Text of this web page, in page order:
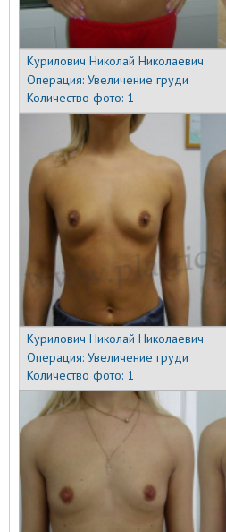
Курилович Николай Николаевич
Операция:Увеличение груди
Количество фото: 1
Курилович Николай Николаевич
Операция:Увеличение груди
Количество фото: 1